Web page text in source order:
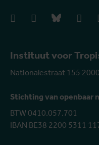
Instituut voor
Nationalestraat 155
Stichting van openbaar
BTW 0410.057.701
IBAN BE38 2200 5311
facebookinstagrambluesky